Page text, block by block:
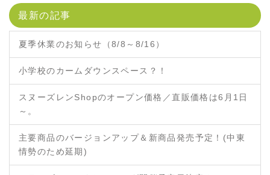
最新の記事
夏季休業のお知らせ（8/8～8/16）
小学校のカームダウンスペース？！
スヌーズレンShopのオープン価格／直販価格は6月1日
～。
主要商品のバージョンアップ＆新商品発売予定！(中東
情勢のため延期)